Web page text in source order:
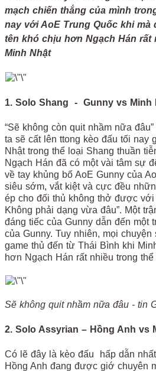
mạch chiến thắng của mình
nay với AoE Trung Quốc khi mà
tên khó chịu hơn Ngạch Hán rất
Minh Nhật
1. Solo Shang - Gunny vs Minh
“Sẽ không còn quit nhầm nữa
ta sẽ cất lên ttong kèo đấu tối nay
Nhật trong thể loại Shang thuần
Ngạch Hán đã có một vài tâm sự
về tay khủng bố AoE Gunny của
siêu sớm, vắt kiệt và cực đều
ép cho đối thủ không thở được với
Không phải dạng vừa đâu”. Một
đáng tiếc của Gunny dẫn đến một
của Gunny. Tuy nhiên, mọi
game thủ đến từ Thái Bình khi
hơn Ngạch Hán rất nhiều trong
Sẽ không quit nhầm nữa đâu - tin
2. Solo Assyrian – Hồng Anh vs
Có lẽ đây là kèo đấu hấp dẫn
Hồng Anh đang được giớ chuyên